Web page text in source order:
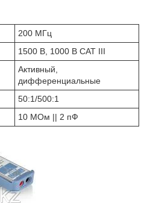
200 МГц
1500 В, 1000 В CAT III
Активный,
дифференциальные
50:1/500:1
10 МОм || 2 пФ